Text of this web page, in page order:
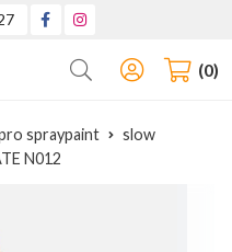
Buscar 0
spraypaint
slow
N012